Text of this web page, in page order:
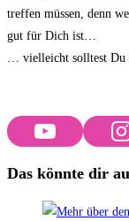
treffen müssen, denn
gut für Dich ist…
… vielleicht solltest Du
Das könnte dir